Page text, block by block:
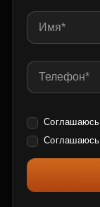
Соглашаюсь